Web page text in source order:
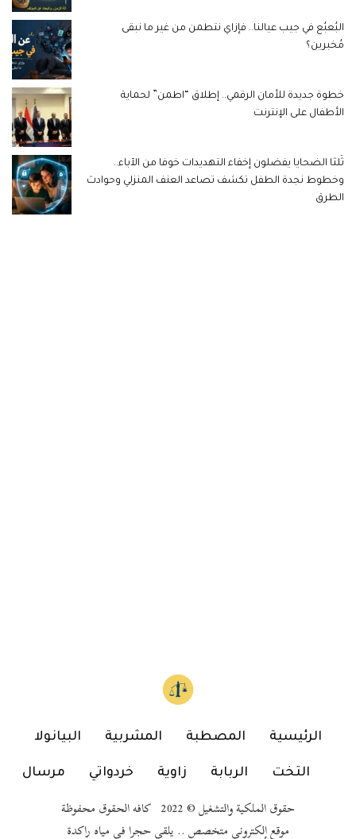
البُعبُع في جيب عيالنا.. فإزاي نتطمن من غير ما نبقى
مُخبرين؟
خطوة جديدة للأمان الرقمي.. إطلاق “اطمن” لحماية
الأطفال على الإنترنت
ثُلثا الضحايا يفضلون إخفاء التهديدات خوفا من الآباء..
وخطوط نجدة الطفل تكشف تصاعد العنف المنزلي وحوادث
الطرق
الرئيسية المصطبة المشربية البيانولا
التخت الربابة زاوية خردواتي مرسال
حقوق الملكية والتشغيل © 2022 كافه الحقوق محفوظة
موقع إلكتروني متخصص .. يلقي حجرا في مياه راكدة